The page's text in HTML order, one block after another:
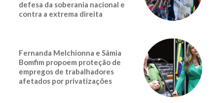
defesa da soberania nacional e
contra a extrema direita
Fernanda Melchionna e Sâmia
Bomfim propoem proteção de
empregos de trabalhadores
afetados por privatizações